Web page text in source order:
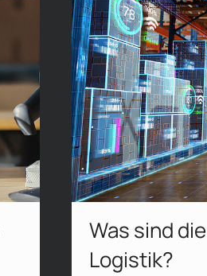
Was sind
Logistik?